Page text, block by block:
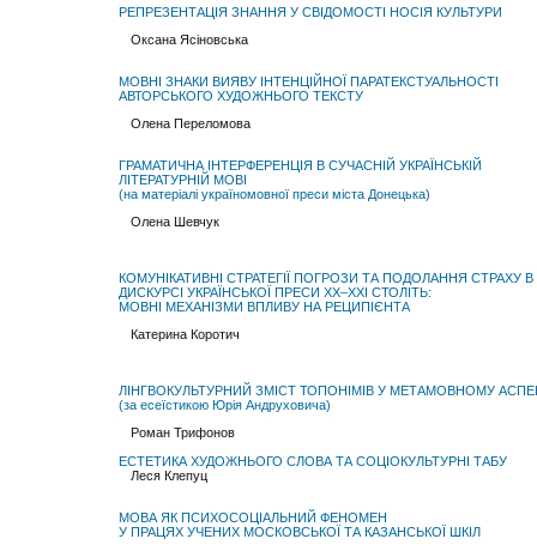
РЕПРЕЗЕНТАЦІЯ ЗНАННЯ У СВІДОМОСТІ НОСІЯ КУЛЬТУРИ
Оксана Ясіновська
МОВНІ ЗНАКИ ВИЯВУ ІНТЕНЦІЙНОЇ ПАРАТЕКСТУАЛЬНОСТІ
АВТОРСЬКОГО ХУДОЖНЬОГО ТЕКСТУ
Олена Переломова
ГРАМАТИЧНА ІНТЕРФЕРЕНЦІЯ В СУЧАСНІЙ УКРАЇНСЬКІЙ
ЛІТЕРАТУРНІЙ МОВІ
(на матеріалі україномовної преси міста Донецька)
Олена Шевчук
КОМУНІКАТИВНІ СТРАТЕГІЇ ПОГРОЗИ ТА ПОДОЛАННЯ СТРАХУ В
ДИСКУРСІ УКРАЇНСЬКОЇ ПРЕСИ XX–XXI СТОЛІТЬ:
МОВНІ МЕХАНІЗМИ ВПЛИВУ НА РЕЦИПІЄНТА
Катерина Коротич
ЛІНГВОКУЛЬТУРНИЙ ЗМІСТ ТОПОНІМІВ У МЕТАМОВНОМУ
(за есеїстикою Юрія Андруховича)
Роман Трифонов
ЕСТЕТИКА ХУДОЖНЬОГО СЛОВА ТА СОЦІОКУЛЬТУРНІ ТАБУ
Леся Клепуц
МОВА ЯК ПСИХОСОЦІАЛЬНИЙ ФЕНОМЕН
У ПРАЦЯХ УЧЕНИХ МОСКОВСЬКОЇ ТА КАЗАНСЬКОЇ ШКІЛ